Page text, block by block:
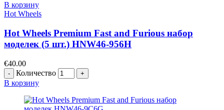
В корзину
Hot Wheels
Hot Wheels Premium Fast and Furious набор
моделек (5 шт.) HNW46-956H
€40.00
Количество
В корзину